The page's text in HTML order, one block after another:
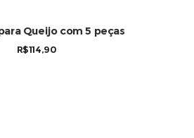
Queijo com 5 peças
R$114,90